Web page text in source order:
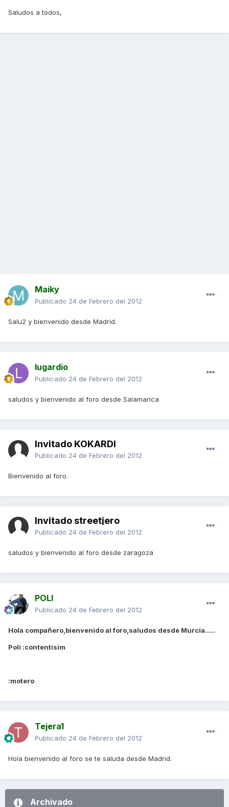
Saludos a todos,
Maiky
Publicado 24 de Febrero del 2012
Salu2 y bienvenido desde Madrid.
lugardio
Publicado 24 de Febrero del 2012
saludos y bienvenido al foro desde Salamanca
Invitado KOKARDI
Publicado 24 de Febrero del 2012
Bienvenido al foro.
Invitado streetjero
Publicado 24 de Febrero del 2012
saludos y bienvenido al foro desde zaragoza
POLI
Publicado 24 de Febrero del 2012
Hola compañero,bienvenido al foro,saludos desde Murcia.....
Poli :contentisim
:motero
Tejera1
Publicado 24 de Febrero del 2012
Hola bienvenido al foro se te saluda desde Madrid.
Archivado